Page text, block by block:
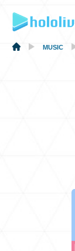
MUSIC